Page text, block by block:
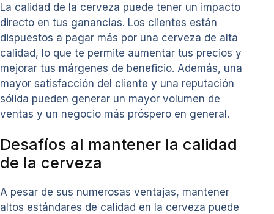
La calidad de la cerveza puede tener un impacto
directo en tus ganancias. Los clientes están
dispuestos a pagar más por una cerveza de alta
calidad, lo que te permite aumentar tus precios y
mejorar tus márgenes de beneficio. Además, una
mayor satisfacción del cliente y una reputación
sólida pueden generar un mayor volumen de
ventas y un negocio más próspero en general.
Desafíos al mantener la calidad
de la cerveza
A pesar de sus numerosas ventajas, mantener
altos estándares de calidad en la cerveza puede